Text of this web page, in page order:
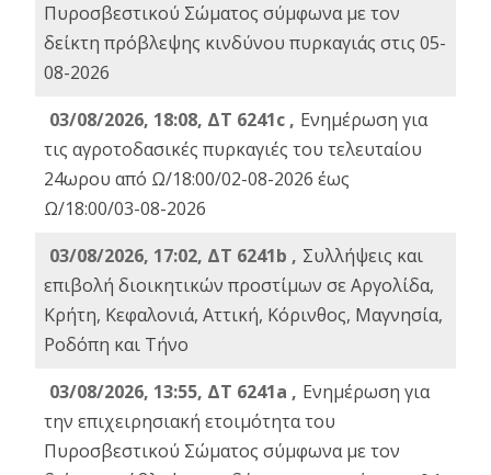
Πυροσβεστικού Σώματος σύμφωνα με τον
δείκτη πρόβλεψης κινδύνου πυρκαγιάς στις 05-
08-2026
03/08/2026, 18:08, ΔΤ 6241c , Ενημέρωση για
τις αγροτοδασικές πυρκαγιές του τελευταίου
24ωρου από Ω/18:00/02-08-2026 έως
Ω/18:00/03-08-2026
03/08/2026, 17:02, ΔΤ 6241b , Συλλήψεις και
επιβολή διοικητικών προστίμων σε Αργολίδα,
Κρήτη, Κεφαλονιά, Αττική, Κόρινθος, Μαγνησία,
Ροδόπη και Τήνο
03/08/2026, 13:55, ΔΤ 6241a , Ενημέρωση για
την επιχειρησιακή ετοιμότητα του
Πυροσβεστικού Σώματος σύμφωνα με τον